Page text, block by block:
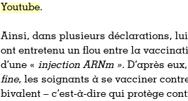
Youtube.
Ainsi, dans plusieurs déclarations, lui
ont entretenu un flou entre la
d’une «injection ARNm ». D’après
fine, les soignants à se vacciner
bivalent – c’est-à-dire qui protège